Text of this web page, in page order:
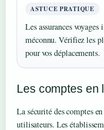
ASTUCE PRATIQUE
Les assurances
méconnu. Vérifiez les
pour vos déplacements.
Les comptes en
La sécurité des comptes
utilisateurs. Les